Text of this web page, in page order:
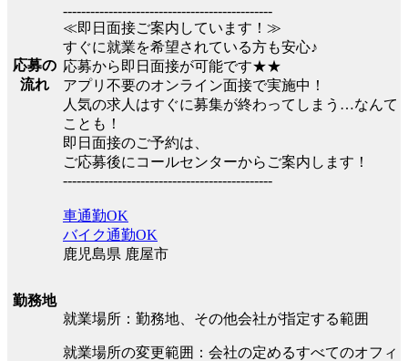
応募の
流れ
----------------------------------------------
≪即日面接ご案内しています！≫
すぐに就業を希望されている方も安心♪
応募から即日面接が可能です★★
アプリ不要のオンライン面接で実施中！
人気の求人はすぐに募集が終わってしまう…なんて
ことも！
即日面接のご予約は、
ご応募後にコールセンターからご案内します！
----------------------------------------------
勤務地
車通勤OK
バイク通勤OK
鹿児島県 鹿屋市
就業場所：勤務地、その他会社が指定する範囲
就業場所の変更範囲：会社の定めるすべてのオフィ